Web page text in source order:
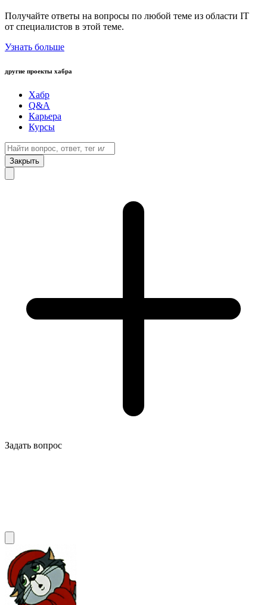
Получайте ответы на вопросы по любой теме из области IT
от специалистов в этой теме.
Узнать больше
другие проекты хабра
Хабр
Q&A
Карьера
Курсы
Закрыть
Задать вопрос